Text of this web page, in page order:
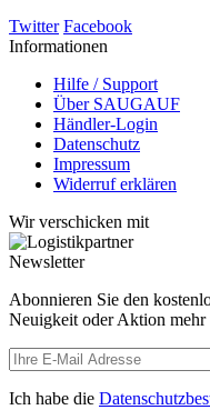
Twitter Facebook
Informationen
Hilfe / Support
Über SAUGAUF
Händler-Login
Datenschutz
Impressum
Widerruf erklären
Wir verschicken mit
Newsletter
Abonnieren Sie den
Neuigkeit oder Aktion
Ich habe die